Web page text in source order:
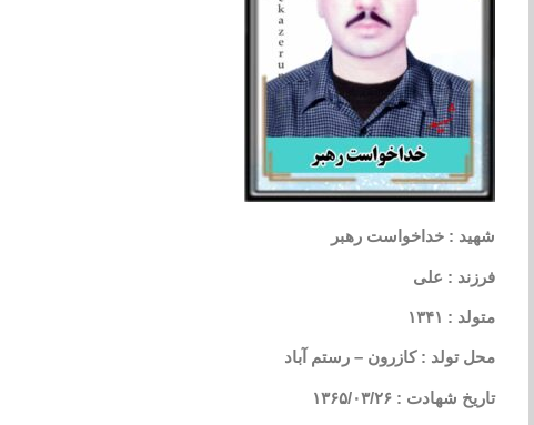
شهید : خداخواست رهبر
فرزند : علی
متولد : ۱۳۴۱
محل تولد : کازرون – رستم آباد
تاریخ شهادت : ۱۳۶۵/۰۳/۲۶